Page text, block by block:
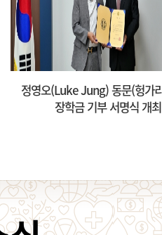
동안교회, ‘동안비전 장학금’ 기